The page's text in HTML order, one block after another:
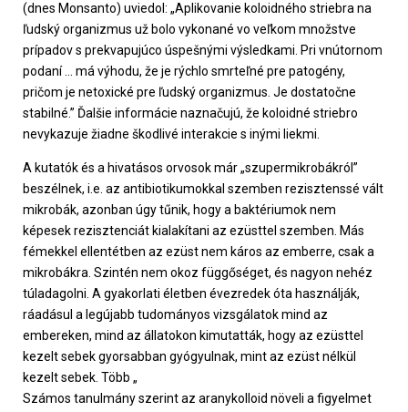
(dnes Monsanto) uviedol: „Aplikovanie koloidného striebra na
ľudský organizmus už bolo vykonané vo veľkom množstve
prípadov s prekvapujúco úspešnými výsledkami. Pri vnútornom
podaní … má výhodu, že je rýchlo smrteľné pre patogény,
pričom je netoxické pre ľudský organizmus. Je dostatočne
stabilné.” Ďalšie informácie naznačujú, že koloidné striebro
nevykazuje žiadne škodlivé interakcie s inými liekmi.
A kutatók és a hivatásos orvosok már „szupermikrobákról”
beszélnek, i.e. az antibiotikumokkal szemben rezisztenssé vált
mikrobák, azonban úgy tűnik, hogy a baktériumok nem
képesek rezisztenciát kialakítani az ezüsttel szemben. Más
fémekkel ellentétben az ezüst nem káros az emberre, csak a
mikrobákra. Szintén nem okoz függőséget, és nagyon nehéz
túladagolni. A gyakorlati életben évezredek óta használják,
ráadásul a legújabb tudományos vizsgálatok mind az
embereken, mind az állatokon kimutatták, hogy az ezüsttel
kezelt sebek gyorsabban gyógyulnak, mint az ezüst nélkül
kezelt sebek. Több „
Számos tanulmány szerint az aranykolloid növeli a figyelmet